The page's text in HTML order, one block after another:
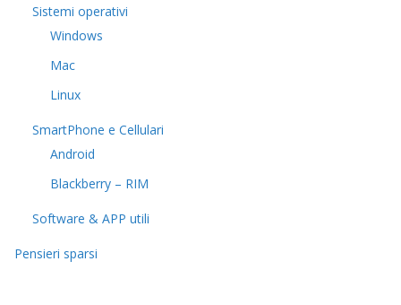
Sistemi operativi
Windows
Mac
Linux
SmartPhone e Cellulari
Android
Blackberry – RIM
Software & APP utili
Pensieri sparsi